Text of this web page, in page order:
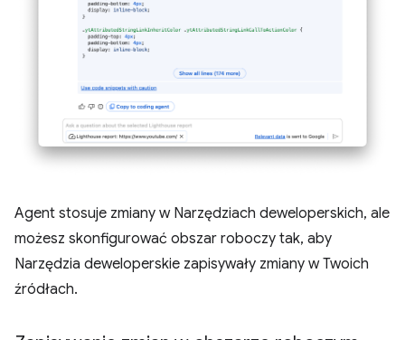
Agent stosuje zmiany w Narzędziach deweloperskich, ale
możesz skonfigurować obszar roboczy tak, aby
Narzędzia deweloperskie zapisywały zmiany w Twoich
źródłach.